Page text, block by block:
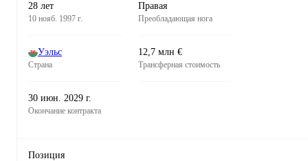
28 лет
10 нояб. 1997 г.
Правая
Преобладающая нога
Уэльс
Страна
12,7 млн €
Трансферная стоимость
30 июн. 2029 г.
Окончание контракта
Позиция